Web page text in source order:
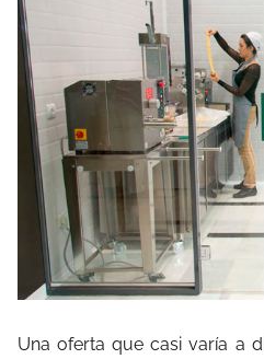
Una oferta que casi varía a